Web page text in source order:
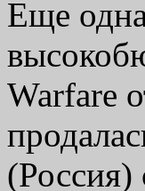
Еще
Warfare